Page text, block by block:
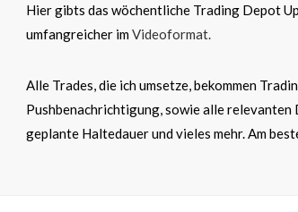
Hier gibts das wöchentliche Trading Depot
umfangreicher imVideoformat.
Alle Trades, die ich umsetze, bekommen
Pushbenachrichtigung, sowie alle
geplante Haltedauer und vieles mehr. Am